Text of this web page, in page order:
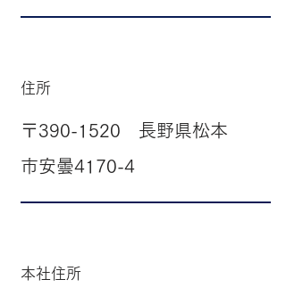
住所
〒390-1520 長野県松本
市安曇4170-4
本社住所